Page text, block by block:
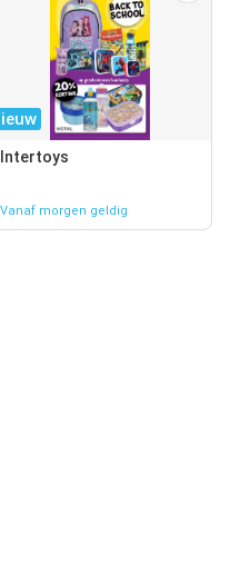
Intertoys
Vanaf morgen geldig